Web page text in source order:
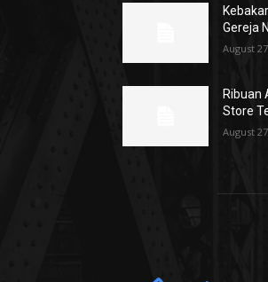
Gereja
August
Ribuan
Store
August